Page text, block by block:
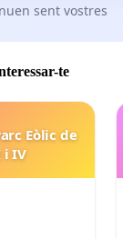
sent vostres
te
Eòlic de
i IV